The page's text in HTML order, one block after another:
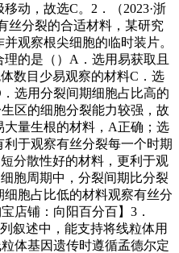
动，故选C。2．（2023·浙
丝分裂的合适材料，某研究
观察根尖细胞的临时装片。
的是（）A．选用易获取且
数目少易观察的材料C．选
选用分裂间期细胞占比高的
区的细胞分裂能力较强，故
量生根的材料，A正确；选
于观察有丝分裂每一个时期
分散性好的材料，更利于观
胞周期中，分裂间期比分裂
胞占比低的材料观察有丝分
店铺：向阳百分百】3．
列叙述中，能支持将线粒体用
体基因遗传时遵循孟德尔定